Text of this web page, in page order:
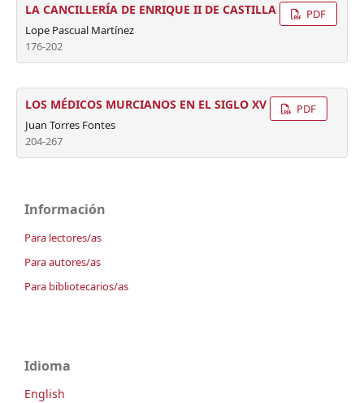
LA CANCILLERÍA DE ENRIQUE II DE CASTILLA
Lope Pascual Martínez
176-202
PDF
LOS MÉDICOS MURCIANOS EN EL SIGLO XV
Juan Torres Fontes
204-267
PDF
Información
Para lectores/as
Para autores/as
Para bibliotecarios/as
Idioma
English